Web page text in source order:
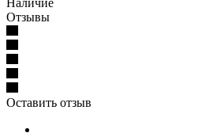
Отзывы
Оставить отзыв